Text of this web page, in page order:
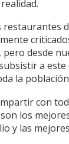
restaurantes
pero desde
a este
la
con
los
y las